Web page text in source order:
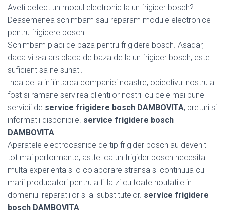
Aveti defect un modul electronic la un frigider bosch?
Deasemenea schimbam sau reparam module electronice
pentru frigidere bosch
Schimbam placi de baza pentru frigidere bosch. Asadar,
daca vi s-a ars placa de baza de la un frigider bosch, este
suficient sa ne sunati.
Inca de la infiintarea companiei noastre, obiectivul nostru a
fost si ramane servirea clientilor nostrii cu cele mai bune
servicii de service frigidere bosch DAMBOVITA, preturi si
informatii disponibile. service frigidere bosch
DAMBOVITA
Aparatele electrocasnice de tip frigider bosch au devenit
tot mai performante, astfel ca un frigider bosch necesita
multa experienta si o colaborare stransa si continuua cu
marii producatori pentru a fi la zi cu toate noutatile in
domeniul reparatiilor si al substitutelor. service frigidere
bosch DAMBOVITA